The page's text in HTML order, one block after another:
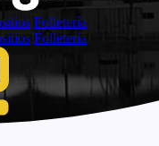
Folletería
Folletería